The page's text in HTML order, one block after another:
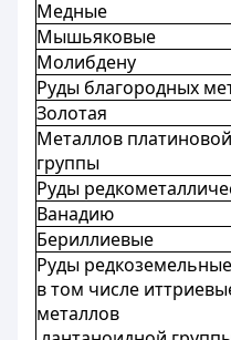
Медные
Мышьяковые
Молибдену
Руды благородных
Золотая
Металлов платиновой
группы
Руды
Ванадию
Бериллиевые
Руды редкоземельные
в том числе
металлов